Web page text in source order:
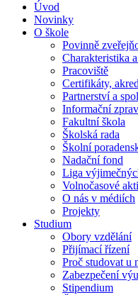
Úvod
Novinky
O škole
Povinně
Charakteristika
Pracoviště
Certifikáty,
Partnerství a
Informační
Fakultní škola
Školská rada
Školní
Nadační fond
Liga
Volnočasové
O nás v médiích
Projekty
Studium
Obory vzdělání
Přijímací řízení
Proč studovat u
Zabezpečení
Stipendium